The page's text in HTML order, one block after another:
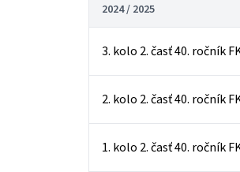
2024 / 2025
3. kolo 2. časť 40. ročník
2. kolo 2. časť 40. ročník
1. kolo 2. časť 40. ročník